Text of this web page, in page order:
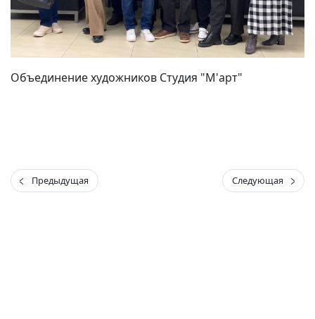
Объединение художников Студия "М'арт"
Предыдущая Следующая